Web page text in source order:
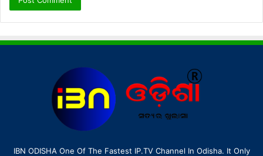
IBN ODISHA One Of The Fastest IP.TV Channel In Odisha. It Only